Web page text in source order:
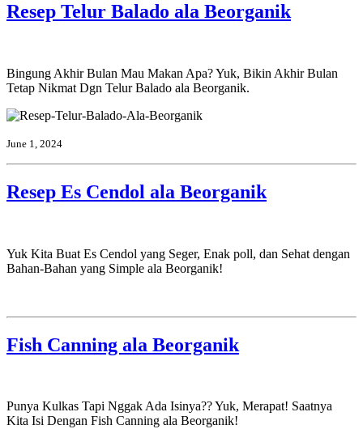
Resep Telur Balado ala Beorganik
Bingung Akhir Bulan Mau Makan Apa? Yuk, Bikin Akhir Bulan
Tetap Nikmat Dgn Telur Balado ala Beorganik.
June 1, 2024
Resep Es Cendol ala Beorganik
Yuk Kita Buat Es Cendol yang Seger, Enak poll, dan Sehat dengan
Bahan-Bahan yang Simple ala Beorganik!
Fish Canning ala Beorganik
Punya Kulkas Tapi Nggak Ada Isinya?? Yuk, Merapat! Saatnya
Kita Isi Dengan Fish Canning ala Beorganik!